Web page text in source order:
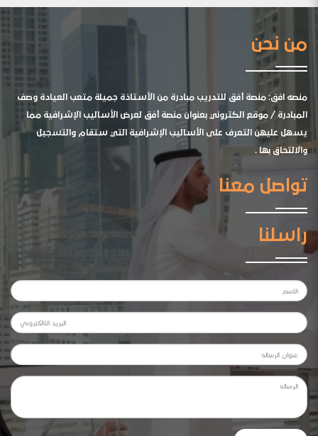
من نحن
منصه افق: منصة أفق للتدريب مبادرة من الأستاذة جميلة متعب العيادة وصف
المبادرة / موقع الكتروني بعنوان منصة أفق لعرض الأساليب الإشرافية مما
يسهل عليهن التعرف على الأساليب الإشرافية التي ستقام والتسجيل
والالتحاق بها .
تواصل معنا
راسلنا